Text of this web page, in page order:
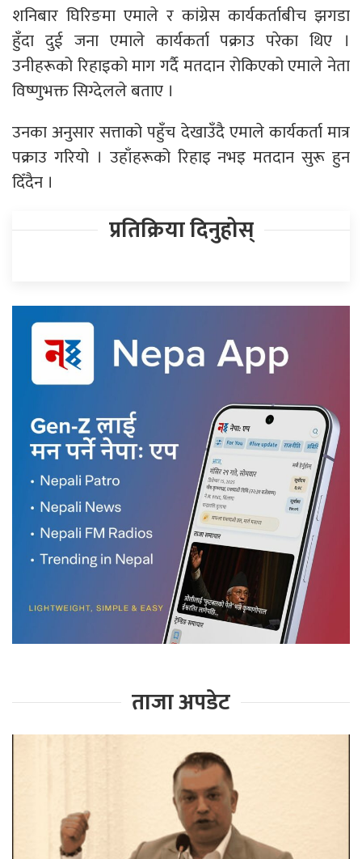
शनिबार घिरिङमा एमाले र कांग्रेस कार्यकर्ताबीच झगडा
हुँदा दुई जना एमाले कार्यकर्ता पक्राउ परेका थिए ।
उनीहरूको रिहाइको माग गर्दै मतदान रोकिएको एमाले नेता
विष्णुभक्त सिग्देलले बताए ।
उनका अनुसार सत्ताको पहुँच देखाउँदै एमाले कार्यकर्ता मात्र
पक्राउ गरियो । उहाँहरूको रिहाइ नभइ मतदान सुरू हुन
दिँदैन ।
प्रतिक्रिया दिनुहोस्
ताजा अपडेट